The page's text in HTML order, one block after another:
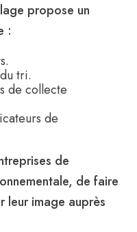
propose un
:
tri.
de collecte
de
de
de faire
leur image auprès